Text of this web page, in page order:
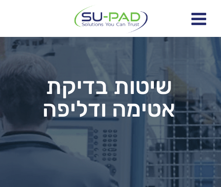
שיטות בדיקת
אטימה ודליפה